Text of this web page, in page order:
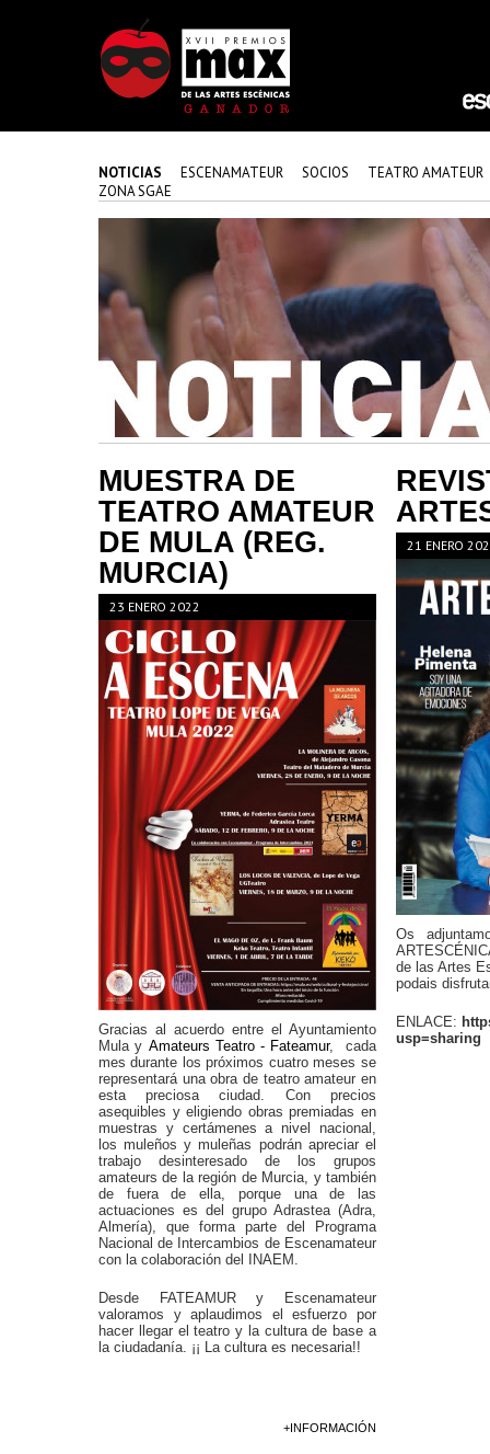
NOTICIAS ESCENAMATEUR SOCIOS
TEATRO AMATEUR
ZONA SGAE
MUESTRA DE
TEATRO AMATEUR
DE MULA (REG.
MURCIA)
23 ENERO 2022
Gracias al acuerdo entre el Ayuntamiento
Mula y Amateurs Teatro - Fateamur, cada
mes durante los próximos cuatro meses se
representará una obra de teatro amateur en
esta preciosa ciudad. Con precios
asequibles y eligiendo obras premiadas en
muestras y certámenes a nivel nacional,
los muleños y muleñas podrán apreciar el
trabajo desinteresado de los grupos
amateurs de la región de Murcia, y también
de fuera de ella, porque una de las
actuaciones es del grupo Adrastea (Adra,
Almería), que forma parte del Programa
Nacional de Intercambios de Escenamateur
con la colaboración del INAEM.
Desde FATEAMUR y Escenamateur
valoramos y aplaudimos el esfuerzo por
hacer llegar el teatro y la cultura de base a
la ciudadanía. ¡¡ La cultura es necesaria!!
+INFORMACIÓN
21 ENERO
Os
de las Artes
podais
ENLACE:
usp=sharing